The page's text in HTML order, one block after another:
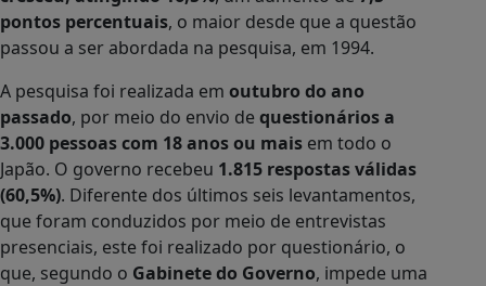
pontos percentuais, o maior desde que a questão
passou a ser abordada na pesquisa, em 1994.
A pesquisa foi realizada em outubro do ano
passado, por meio do envio de questionários a
3.000 pessoas com 18 anos ou mais em todo o
Japão. O governo recebeu 1.815 respostas válidas
(60,5%). Diferente dos últimos seis levantamentos,
que foram conduzidos por meio de entrevistas
presenciais, este foi realizado por questionário, o
que, segundo o Gabinete do Governo, impede uma